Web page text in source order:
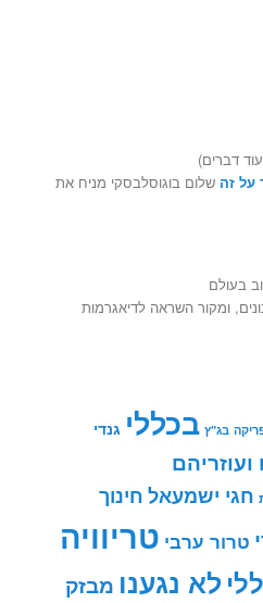
מניח את
לדיאגרמות
גנדי
חינוך
טריוויה
מבזק